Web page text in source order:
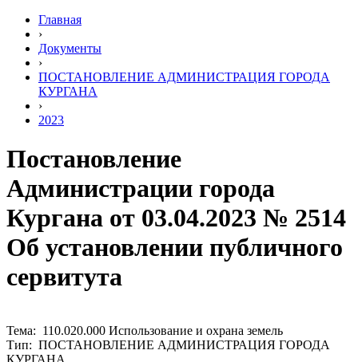
Главная
›
Документы
›
ПОСТАНОВЛЕНИЕ АДМИНИСТРАЦИЯ ГОРОДА
КУРГАНА
›
2023
Постановление
Администрации города
Кургана от 03.04.2023 № 2514
Об установлении публичного
сервитута
Тема: 110.020.000 Использование и охрана земель
Тип: ПОСТАНОВЛЕНИЕ АДМИНИСТРАЦИЯ ГОРОДА
КУРГАНА